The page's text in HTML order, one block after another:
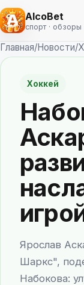
AlcoBet
спорт · обзоры
Главная/Новости/
Хоккей
Ярослав
Шаркс",
Набокова: